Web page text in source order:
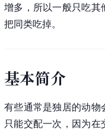
增多，所以一般只吃其
把同类吃掉。
基本简介
有些通常是独居的动
只能交配一次，因为